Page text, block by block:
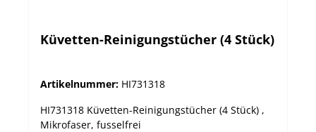
Küvetten-Reinigungstücher (4 Stück)
Artikelnummer: HI731318
HI731318 Küvetten-Reinigungstücher (4 Stück) ,
Mikrofaser, fusselfrei